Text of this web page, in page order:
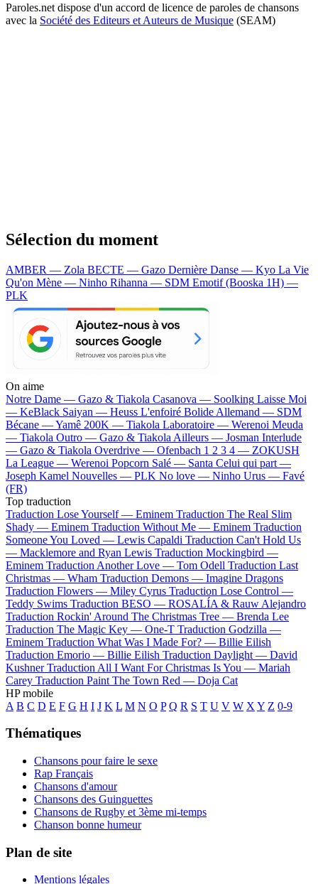
Paroles.net dispose d'un accord de licence de paroles de chansons
avec la Société des Editeurs et Auteurs de Musique (SEAM)
Sélection du moment
AMBER — Zola BECTE — Gazo Dernière Danse — Kyo La Vie
Qu'on Mène — Ninho Rihanna — SDM Emotif (Booska 1H) —
PLK
On aime
Notre Dame — Gazo & Tiakola Casanova — Soolking Laisse Moi
— KeBlack Saiyan — Heuss L'enfoiré Bolide Allemand — SDM
Bécane —Yamê 200K — Tiakola Laboratoire — Werenoi Meuda
— Tiakola Outro — Gazo & Tiakola Ailleurs — Josman Interlude
— Gazo & Tiakola Overdrive — Ofenbach 1 2 3 4 — ZOKUSH
La League — Werenoi Popcorn Salé — Santa Celui qui part —
Joseph Kamel Nouvelles — PLK No love — Ninho Urus — Favé
(FR)
Top traduction
Traduction Lose Yourself — Eminem Traduction The Real Slim
Shady — Eminem Traduction Without Me — Eminem Traduction
Someone You Loved — Lewis Capaldi Traduction Can't Hold Us
— Macklemore and Ryan Lewis Traduction Mockingbird —
Eminem Traduction Another Love — Tom Odell Traduction Last
Christmas — Wham Traduction Demons — Imagine Dragons
Traduction Flowers — Miley Cyrus Traduction Lose Control —
Teddy Swims Traduction BESO — ROSALÍA & Rauw Alejandro
Traduction Rockin' Around The Christmas Tree — Brenda Lee
Traduction The Magic Key — One-T Traduction Godzilla —
Eminem Traduction What Was I Made For? — Billie Eilish
Traduction Emorio — Billie Eilish Traduction Daylight — David
Kushner Traduction All I Want For Christmas Is You — Mariah
Carey Traduction Paint The Town Red — Doja Cat
HP mobile
A B C D E F G H I J K L M N O P Q R S T U V W X Y Z 0-9
Thématiques
Chansons pour faire le sexe
Rap Français
Chansons d'amour
Chansons des Guinguettes
Chansons de Rugby et 3ème mi-temps
Chanson bonne humeur
Plan de site
Mentions légales